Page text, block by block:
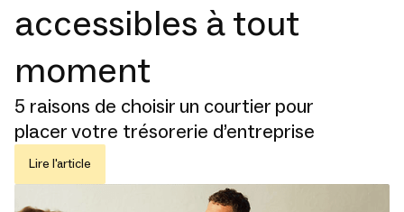
accessibles à tout
moment
5 raisons de choisir un courtier pour
placer votre trésorerie d’entreprise
Lire l'article